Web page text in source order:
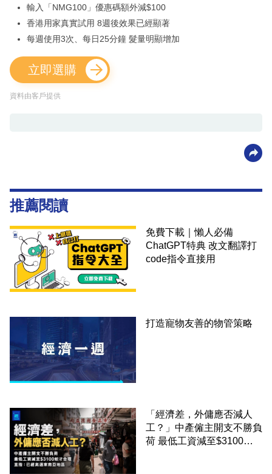
輸入「NMG100」優惠碼額外減$100
香港用家真實試用 8週後效果已經顯著
每週使用3次、每日25分鐘 髮量明顯增加
立即選購
資料由客戶提供
推薦閱讀
免費下載｜懶人必備
ChatGPT特典 改文翻譯打
code指令直接用
打造寵物友善的物管策略
「經濟差，外傭應否減人
工？」中產僱主開支不勝負
荷 最低工資減至$3100蚊